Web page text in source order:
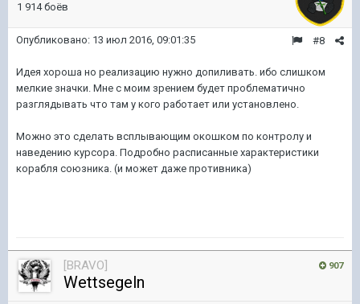
1 914 боёв
#8
Опубликовано: 13 июл 2016, 09:01:35
Идея хороша но реализацию нужно допиливать. ибо слишком
мелкие значки. Мне с моим зрением будет проблематично
разглядывать что там у кого работает или установлено.
Можно это сделать всплывающим окошком по контролу и
наведению курсора. Подробно расписанные характеристики
корабля союзника. (и может даже противника)
907
[BRAVO]
Wettsegeln